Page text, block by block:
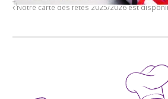
Notre carte des fêtes 2025/2026 est